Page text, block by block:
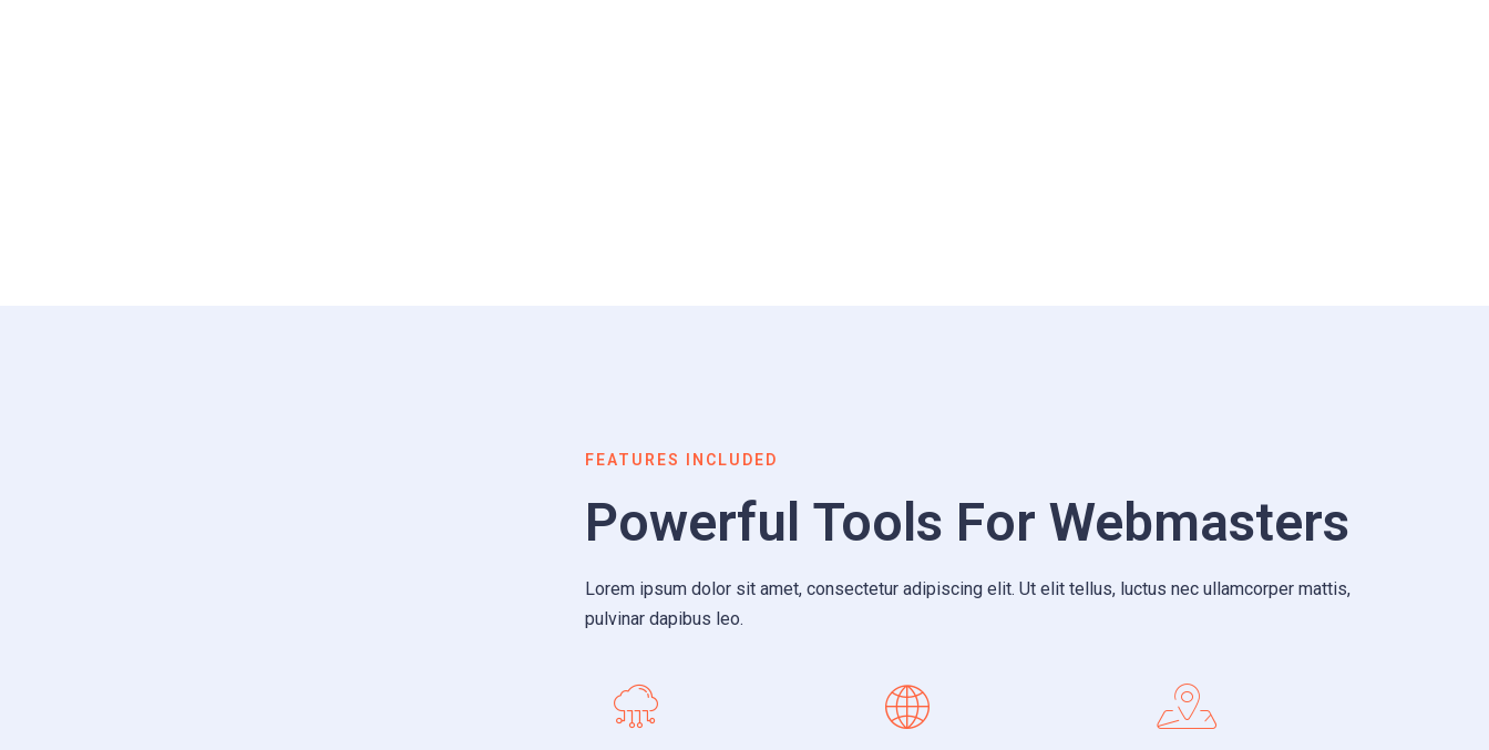
FEATURES INCLUDED
Powerful Tools For Webmasters
Lorem ipsum dolor sit amet, consectetur adipiscing elit. Ut elit tellus, luctus nec ullamcorper mattis,
pulvinar dapibus leo.